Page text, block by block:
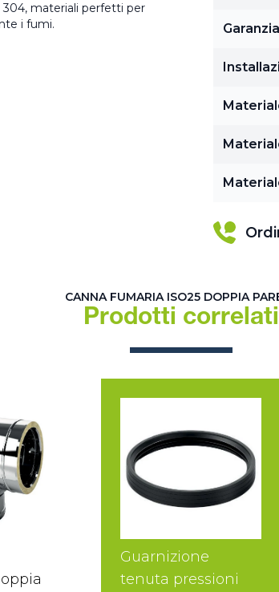
304, materiali perfetti per
i fumi.
Garanzia
CANNA FUMARIA ISO25 DOPPIA
Prodotti correlati
Guarnizione
tenuta pressioni